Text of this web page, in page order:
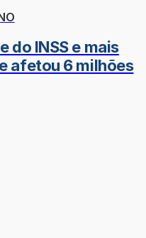
do INSS e mais
afetou 6 milhões